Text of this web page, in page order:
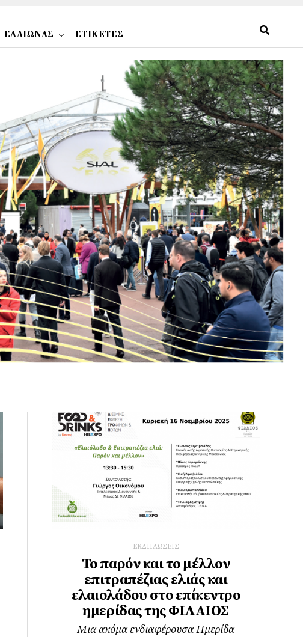
ΕΛΑΙΩΝΑΣ ΕΤΙΚΕΤΕΣ
ΕΚΔΗΛΩΣΕΙΣ
Το παρόν και το μέλλον
επιτραπέζιας ελιάς και
ελαιολάδου στο επίκεντρο
ημερίδας της ΦΙΛΑΙΟΣ
Μια ακόμα ενδιαφέρουσα Ημερίδα